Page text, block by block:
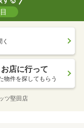
お店に行って
物件を探してもらう
ツ堅田店